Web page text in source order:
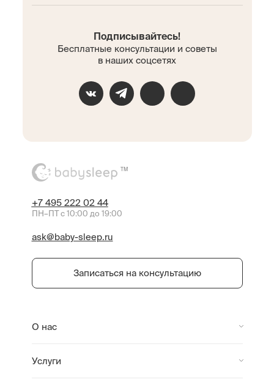
Подписывайтесь!
Бесплатные консультации и советы
в наших соцсетях
TM
+7 495 222 02 44
ПН–ПТ с 10:00 до 19:00
ask@baby-sleep.ru
Записаться на консультацию
О нас
Услуги